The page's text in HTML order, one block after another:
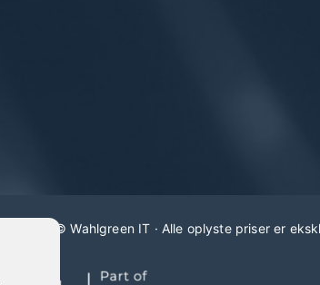
©Wahlgreen IT · Alle oplyste priser er